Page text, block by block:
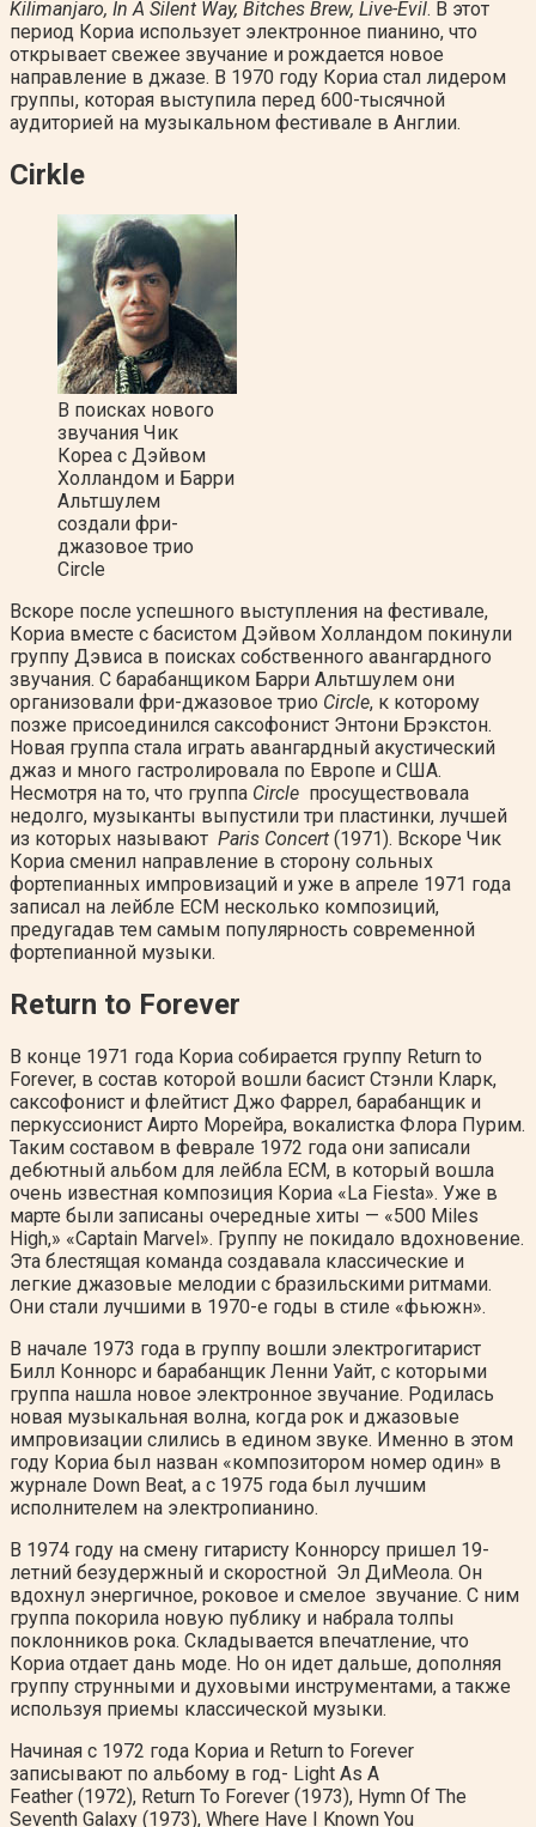
Kilimanjaro, In A Silent Way, Bitches Brew, Live-Evil. В этот
период Кориа использует электронное пианино, что
открывает свежее звучание и рождается новое
направление в джазе. В 1970 году Кориа стал лидером
группы, которая выступила перед 600-тысячной
аудиторией на музыкальном фестивале в Англии.
Cirkle
В поисках нового
звучания Чик
Кореа с Дэйвом
Холландом и Барри
Альтшулем
создали фри-
джазовое трио
Circle
Вскоре после успешного выступления на фестивале,
Кориа вместе с басистом Дэйвом Холландом покинули
группу Дэвиса в поисках собственного авангардного
звучания. С барабанщиком Барри Альтшулем они
организовали фри-джазовое трио Circle, к которому
позже присоединился саксофонист Энтони Брэкстон.
Новая группа стала играть авангардный акустический
джаз и много гастролировала по Европе и США.
Несмотря на то, что группа Circle просуществовала
недолго, музыканты выпустили три пластинки, лучшей
из которых называют Paris Concert (1971). Вскоре Чик
Кориа сменил направление в сторону сольных
фортепианных импровизаций и уже в апреле 1971 года
записал на лейбле ЕСМ несколько композиций,
предугадав тем самым популярность современной
фортепианной музыки.
Return to Forever
В конце 1971 года Кориа собирается группу Return to
Forever, в состав которой вошли басист Стэнли Кларк,
саксофонист и флейтист Джо Фаррел, барабанщик и
перкуссионист Аирто Морейра, вокалистка Флора Пурим.
Таким составом в феврале 1972 года они записали
дебютный альбом для лейбла ECM, в который вошла
очень известная композиция Кориа «La Fiesta». Уже в
марте были записаны очередные хиты — «500 Miles
High,» «Captain Marvel». Группу не покидало вдохновение.
Эта блестящая команда создавала классические и
легкие джазовые мелодии с бразильскими ритмами.
Они стали лучшими в 1970-е годы в стиле «фьюжн».
В начале 1973 года в группу вошли электрогитарист
Билл Коннорс и барабанщик Ленни Уайт, с которыми
группа нашла новое электронное звучание. Родилась
новая музыкальная волна, когда рок и джазовые
импровизации слились в едином звуке. Именно в этом
году Кориа был назван «композитором номер один» в
журнале Down Beat, а с 1975 года был лучшим
исполнителем на электропианино.
В 1974 году на смену гитаристу Коннорсу пришел 19-
летний безудержный и скоростной Эл ДиМеола. Он
вдохнул энергичное, роковое и смелое звучание. С ним
группа покорила новую публику и набрала толпы
поклонников рока. Складывается впечатление, что
Кориа отдает дань моде. Но он идет дальше, дополняя
группу струнными и духовыми инструментами, а также
используя приемы классической музыки.
Начиная с 1972 года Кориа и Return to Forever
записывают по альбому в год- Light As A
Feather (1972), Return To Forever (1973), Hymn Of The
Seventh Galaxy (1973), Where Have I Known You